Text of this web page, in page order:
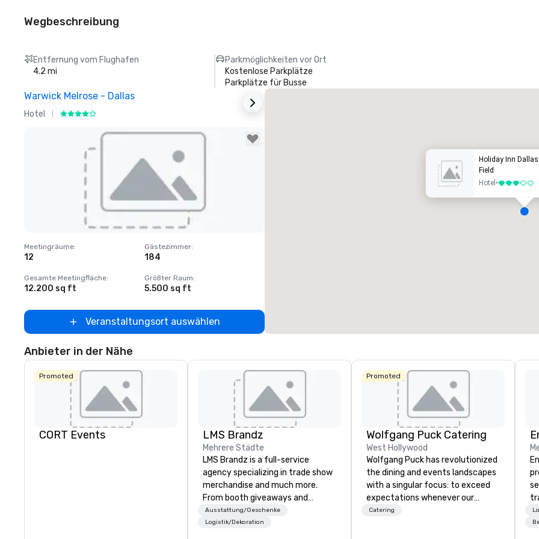
Wegbeschreibung
Entfernung vom Flughafen
4.2 mi
Parkmöglichkeiten vor Ort
Kostenlose Parkplätze
Parkplätze für Busse
Warwick Melrose - Dallas
Hotel
Removed from favorites
Meetingräume:
12
Gästezimmer:
184
Gesamte Meetingfläche:
12.200 sq ft
Größter Raum:
5.500 sq ft
Veranstaltungsort auswählen
Holiday Inn
Field
Hotel •3 von 5
Anbieter in der Nähe
Promoted
CORT Events LMS Brandz
Mehrere Städte
LMS Brandz is a full-service
agency specializing in trade show
merchandise and much more.
From booth giveaways and
branded apparel to executive
gifting, displays, banners, signage,
Ausstattung/Geschenke
Logistik/Dekoration
Promoted
Wolfgang Puck Catering
West Hollywood
Wolfgang Puck has revolutionized
the dining and events landscapes
with a singular focus: to exceed
expectations whenever our
guests gather for a meal.
Catering